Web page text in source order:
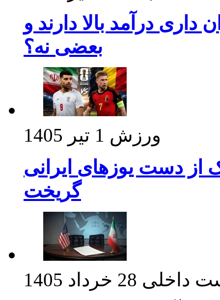
درآمد بالا دارند و
بعضی نه؟
ورزش 1 تیر 1405
از دست یوزهای ایرانی
گریخت
داخلی 28 خرداد 1405